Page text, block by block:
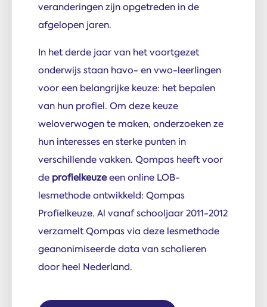
veranderingen zijn opgetreden in de
afgelopen jaren.
In het derde jaar van het voortgezet
onderwijs staan havo- en vwo-leerlingen
voor een belangrijke keuze: het bepalen
van hun profiel. Om deze keuze
weloverwogen te maken, onderzoeken ze
hun interesses en sterke punten in
verschillende vakken. Qompas heeft voor
de profielkeuzeeen online LOB-
lesmethode ontwikkeld: Qompas
Profielkeuze. Al vanaf schooljaar 2011-2012
verzamelt Qompas via deze lesmethode
geanonimiseerde data van scholieren
door heel Nederland.